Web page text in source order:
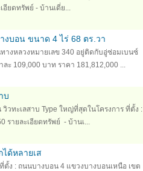
ยดทรัพย์ - บ้านเดี่ย...
งบอน ขนาด 4 ไร่ 68 ตร.วา
งหลวงหมายเลข 340 อยู่ติดกับอู่ซ่อมเบนซ์
109,000 บาท ราคา 181,812,000 ...
บ
ทะเลสาบ Type ใหญ่ที่สุดในโครงการ ที่ตั้ง :
ายละเอียดทรัพย์ - บ้านเ...
ด้หลายเส
ตั้ง : ถนนบางบอน 4 แขวงบางบอนเหนือ เขต